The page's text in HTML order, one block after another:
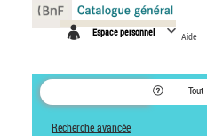
Espace personnel Aide
Tout
Recherche avancée
Panneau de gestion des cookies